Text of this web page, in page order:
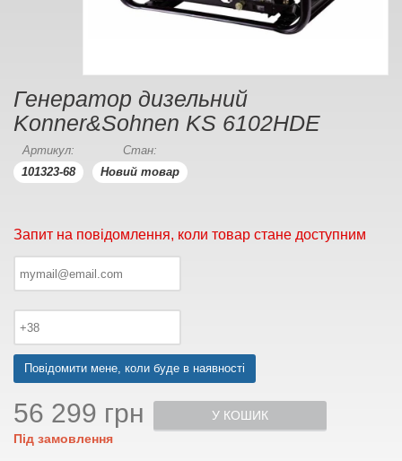
Генератор дизельний
Konner&Sohnen KS 6102HDE
Артикул:
101323-68
Стан:
Новий товар
Запит на повідомлення, коли товар стане доступним
Повідомити мене, коли буде в наявності
56 299 грн
Під замовлення
У КОШИК